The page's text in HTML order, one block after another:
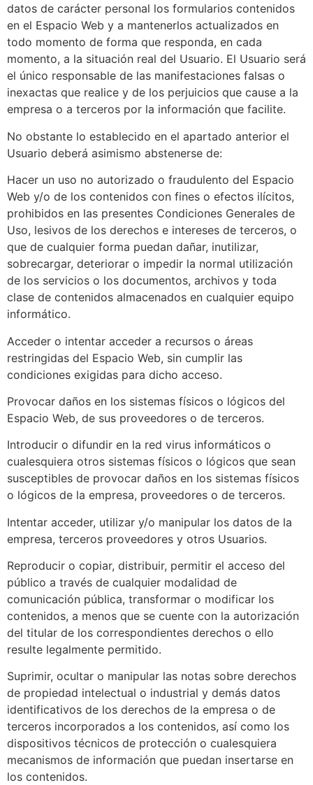
datos de carácter personal los formularios contenidos
en el Espacio Web y a mantenerlos actualizados en
todo momento de forma que responda, en cada
momento, a la situación real del Usuario. El Usuario será
el único responsable de las manifestaciones falsas o
inexactas que realice y de los perjuicios que cause a la
empresa o a terceros por la información que facilite.
No obstante lo establecido en el apartado anterior el
Usuario deberá asimismo abstenerse de:
Hacer un uso no autorizado o fraudulento del Espacio
Web y/o de los contenidos con fines o efectos ilícitos,
prohibidos en las presentes Condiciones Generales de
Uso, lesivos de los derechos e intereses de terceros, o
que de cualquier forma puedan dañar, inutilizar,
sobrecargar, deteriorar o impedir la normal utilización
de los servicios o los documentos, archivos y toda
clase de contenidos almacenados en cualquier equipo
informático.
Acceder o intentar acceder a recursos o áreas
restringidas del Espacio Web, sin cumplir las
condiciones exigidas para dicho acceso.
Provocar daños en los sistemas físicos o lógicos del
Espacio Web, de sus proveedores o de terceros.
Introducir o difundir en la red virus informáticos o
cualesquiera otros sistemas físicos o lógicos que sean
susceptibles de provocar daños en los sistemas físicos
o lógicos de la empresa, proveedores o de terceros.
Intentar acceder, utilizar y/o manipular los datos de la
empresa, terceros proveedores y otros Usuarios.
Reproducir o copiar, distribuir, permitir el acceso del
público a través de cualquier modalidad de
comunicación pública, transformar o modificar los
contenidos, a menos que se cuente con la autorización
del titular de los correspondientes derechos o ello
resulte legalmente permitido.
Suprimir, ocultar o manipular las notas sobre derechos
de propiedad intelectual o industrial y demás datos
identificativos de los derechos de la empresa o de
terceros incorporados a los contenidos, así como los
dispositivos técnicos de protección o cualesquiera
mecanismos de información que puedan insertarse en
los contenidos.